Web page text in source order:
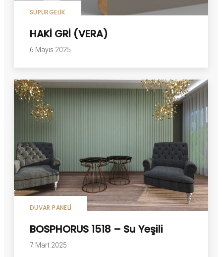
SÜPÜRGELIK
HAKİ GRİ (VERA)
6 Mayıs 2025
DUVAR PANELI
BOSPHORUS 1518 – Su Yeşili
7 Mart 2025